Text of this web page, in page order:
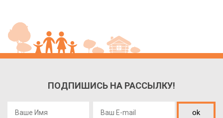
ПОДПИШИСЬ НА РАССЫЛКУ!
ok